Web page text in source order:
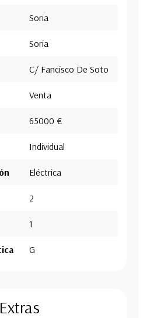
Soria
Soria
C/ Fancisco De Soto
Venta
65000 €
Individual
Eléctrica
2
1
G
Extras